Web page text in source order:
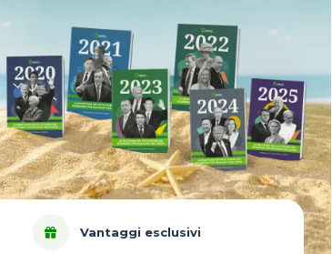
Vantaggi esclusivi